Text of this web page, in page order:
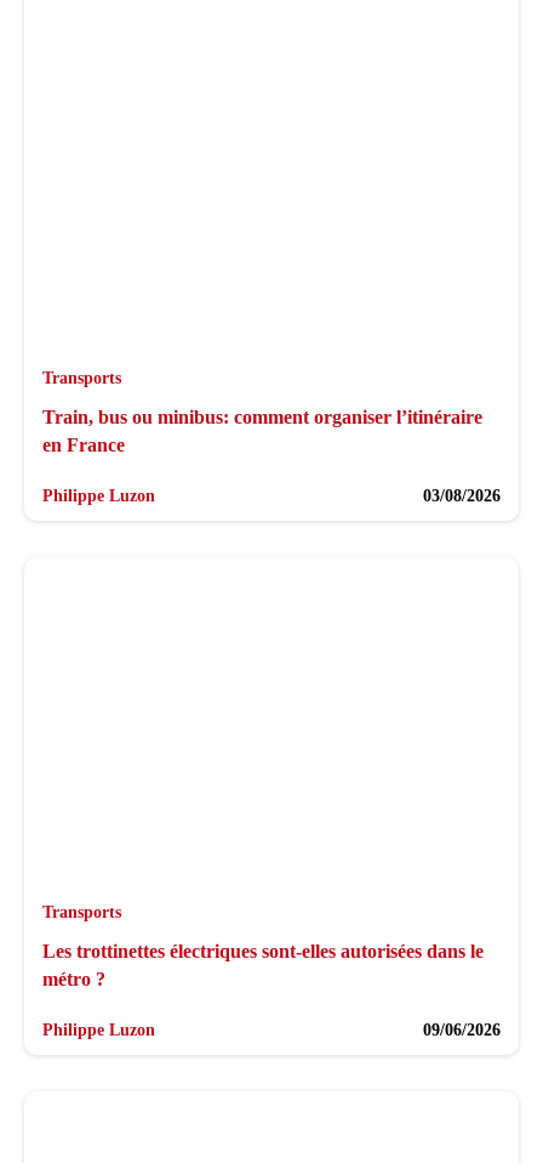
Transports
Train, bus ou minibus: comment organiser l’itinéraire
en France
Philippe Luzon 03/08/2026
Transports
Les trottinettes électriques sont-elles autorisées dans le
métro ?
Philippe Luzon 09/06/2026